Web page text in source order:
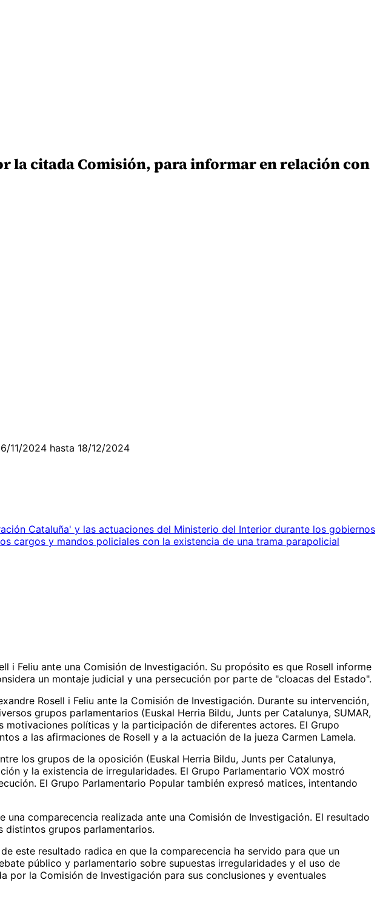
la citada Comisión, para informar en relación con
11/2024 hasta 18/12/2024
Cataluña' y las actuaciones del Ministerio del Interior durante los gobiernos
cargos y mandos policiales con la existencia de una trama parapolicial
i Feliu ante una Comisión de Investigación. Su propósito es que Rosell informe
un montaje judicial y una persecución por parte de "cloacas del Estado".
Rosell i Feliu ante la Comisión de Investigación. Durante su intervención,
grupos parlamentarios (Euskal Herria Bildu, Junts per Catalunya, SUMAR,
motivaciones políticas y la participación de diferentes actores. El Grupo
a las afirmaciones de Rosell y a la actuación de la jueza Carmen Lamela.
los grupos de la oposición (Euskal Herria Bildu, Junts per Catalunya,
y la existencia de irregularidades. El Grupo Parlamentario VOX mostró
El Grupo Parlamentario Popular también expresó matices, intentando
una comparecencia realizada ante una Comisión de Investigación. El resultado
distintos grupos parlamentarios.
este resultado radica en que la comparecencia ha servido para que un
público y parlamentario sobre supuestas irregularidades y el uso de
por la Comisión de Investigación para sus conclusiones y eventuales